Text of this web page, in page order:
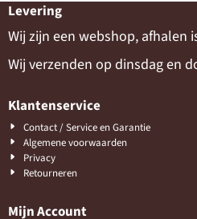
Levering
Wij zijn een webshop, afhalen
Wij verzenden op dinsdag en
Klantenservice
Contact / Service en Garantie
Algemene voorwaarden
Privacy
Retourneren
Mijn Account